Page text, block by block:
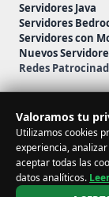
Valoramos tu
Utilizamos cookies
experiencia,
aceptar todas las
datos analíticos.
Servidores Java
Servidores
Servidores con
Nuevos
Redes
© 2026